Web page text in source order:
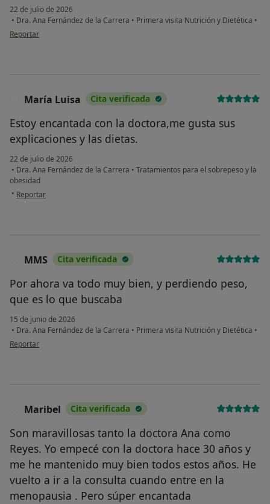
22 de julio de 2026
• Dra. Ana Fernández de la Carrera • Primera visita Nutrición y Dietética •
en opinión del usuario Alejandra Osborne
Reportar
María Luisa Cita verificada
Estoy encantada con la doctora,me gusta sus
explicaciones y las dietas.
22 de julio de 2026
• Dra. Ana Fernández de la Carrera • Tratamientos para el sobrepeso y la
obesidad
• en opinión del usuario María Luisa
Reportar
MMS Cita verificada
Por ahora va todo muy bien, y perdiendo peso,
que es lo que buscaba
15 de junio de 2026
• Dra. Ana Fernández de la Carrera • Primera visita Nutrición y Dietética •
en opinión del usuario MMS
Reportar
Maribel Cita verificada
Son maravillosas tanto la doctora Ana como
Reyes. Yo empecé con la doctora hace 30 años y
me he mantenido muy bien todos estos años. He
vuelto a ir a la consulta cuando entre en la
menopausia . Pero súper encantada